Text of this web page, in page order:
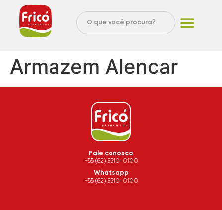
Armazem Alencar
Fale conosco
+55 (62) 3510-0100
Whatsapp
+55 (62) 3510-0100